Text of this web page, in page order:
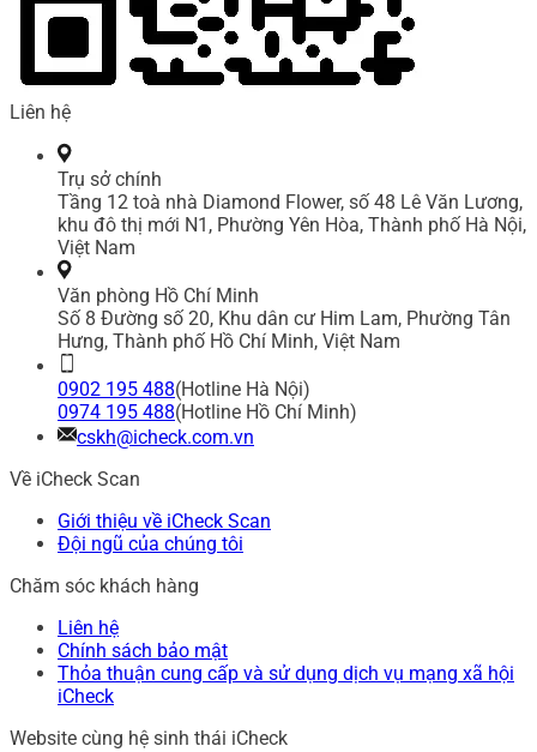
Liên hệ
Trụ sở chính
Tầng 12 toà nhà Diamond Flower, số 48 Lê Văn Lương,
khu đô thị mới N1, Phường Yên Hòa, Thành phố Hà Nội,
Việt Nam
Văn phòng Hồ Chí Minh
Số 8 Đường số 20, Khu dân cư Him Lam, Phường Tân
Hưng, Thành phố Hồ Chí Minh, Việt Nam
0902 195 488(Hotline Hà Nội)
0974 195 488(Hotline Hồ Chí Minh)
cskh@icheck.com.vn
Về iCheck Scan
Giới thiệu về iCheck Scan
Đội ngũ của chúng tôi
Chăm sóc khách hàng
Liên hệ
Chính sách bảo mật
Thỏa thuận cung cấp và sử dụng dịch vụ mạng xã hội
iCheck
Website cùng hệ sinh thái iCheck